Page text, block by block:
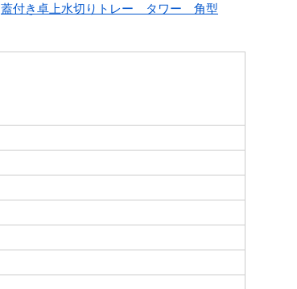
蓋付き卓上水切りトレー タワー 角型